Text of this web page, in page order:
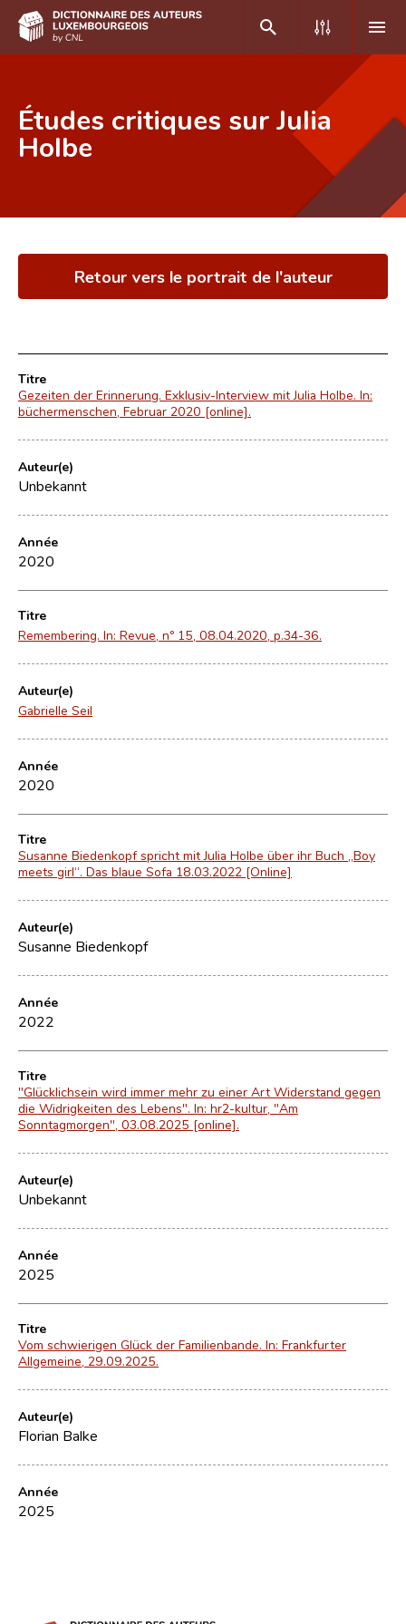
DE
Foire aux questions
Équipe scientifique
Contact
Études critiques sur Julia
Holbe
Retour vers le portrait de l'auteur
Titre
Gezeiten der Erinnerung. Exklusiv-Interview mit Julia Holbe. In:
büchermenschen, Februar 2020 [online].
Auteur(e)
Unbekannt
Année
2020
Titre
Remembering. In: Revue, nº 15, 08.04.2020, p.34-36.
Auteur(e)
Gabrielle Seil
Année
2020
Titre
Susanne Biedenkopf spricht mit Julia Holbe über ihr Buch „Boy
meets girl“. Das blaue Sofa 18.03.2022 [Online]
Auteur(e)
Susanne Biedenkopf
Année
2022
Titre
"Glücklichsein wird immer mehr zu einer Art Widerstand gegen
die Widrigkeiten des Lebens". In: hr2-kultur, "Am
Sonntagmorgen", 03.08.2025 [online].
Auteur(e)
Unbekannt
Année
2025
Titre
Vom schwierigen Glück der Familienbande. In: Frankfurter
Allgemeine, 29.09.2025.
Auteur(e)
Florian Balke
Année
2025